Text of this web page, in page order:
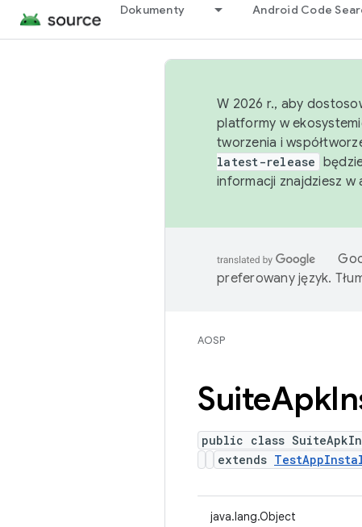
Dokumenty Android Code
W 2026 r., aby
platformy w
tworzenia i
latest-release
informacji znajdziesz w
preferowany język.
AOSP
SuiteApk
public class
extends
java.lang.Object